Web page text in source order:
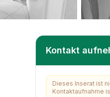
Kontakt
Dieses Inserat ist
Kontaktaufnahme